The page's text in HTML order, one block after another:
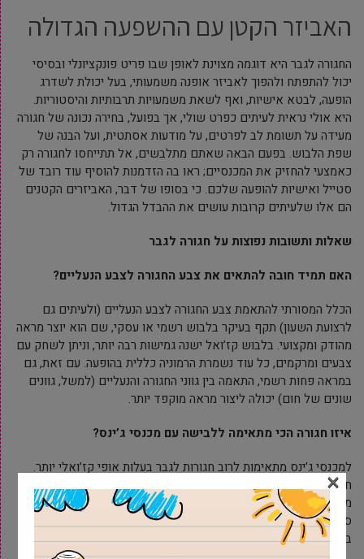
האביזר הקטן עם ההשפעה הגדולה
החגורה לגבר היא דוגמה מצוינת לאופן שבו פריט פונקציונלי ובסיסי
יכול להתפתח ולהפוך לאביזר אופנה משמעותי, בעל יכולת לשדרג
הופעה, לבטא אישיות, ואף לשאת משמעויות תרבותיות והיסטוריות.
היא אולי נראית לעיתים כפרט שולי, אך בפועל, בחירה נכונה של חגורה
מעידה על תשומת לב לפרטים, על מודעות אסתטית, ועל הבנה של
שפת הלבוש. בפעם הבאה שאתם מתלבשים, אל תתייחסו לחגורה רק
כאמצעי להחזיק את המכנסיים; ראו בה הזדמנות להוסיף עוד רובד של
סטייל ואישיות להופעה שלכם. כי בסופו של דבר, האביזרים הקטנים
הם אלו שלעיתים קרובות עושים את ההבדל הגדול.
שאלות ותשובות נפוצות על חגורה לגבר
האם תמיד חובה להתאים את צבע החגורה לצבע הנעליים?
הכלל המסורתי להתאמת צבע החגורה לצבע הנעליים (ולעיתים גם
לרצועת השעון) תקף בעיקר בלבוש רשמי או עסקי, שם הוא יוצר מראה
מהודק ומקצועי. בלבוש קז’ואל ישנה גמישות רבה יותר, וניתן לשחק עם
צבעים ומרקמים, כל עוד נשמרת הרמוניה כללית בהופעה. עם זאת, גם
במראה פחות רשמי, התאמה בין גווני החגורה והנעליים (למשל, גוונים
שונים של חום) יכולה ליצור מראה מוקפד יותר.
איזו חגורה הכי מתאימה ללבישה עם מכנסי ג’ינס?
למכנסי ג’ינס מתאימות לרוב חגורות לגבר בעלות אופי קז’ואלי יותר.
חגורות עור רחבות יחסית (כ-3.5-4 ס”מ), חגורות קלועות מעור או
מחומרים אחרים, או חגורות קנבס, יכולות להשתלב מצוין עם ג’ינס. גם
סגנון האבזם יכול להיות פחות רשמי ויותר בעל נוכחות. הבחירה תלויה
בסגנון האישי ובאופי ההופעה הכוללת.
×